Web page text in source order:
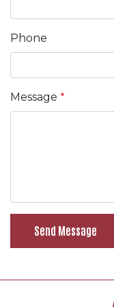
Phone
Message
Send Message